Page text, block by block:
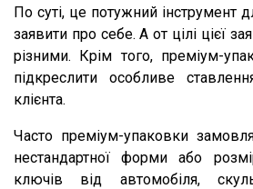
По суті, це потужний інструмент
заявити про себе. А от цілі цієї
різними. Крім того, преміум-
підкреслити особливе
клієнта.
Часто преміум-упаковки
нестандартної форми або
ключів від автомобіля,